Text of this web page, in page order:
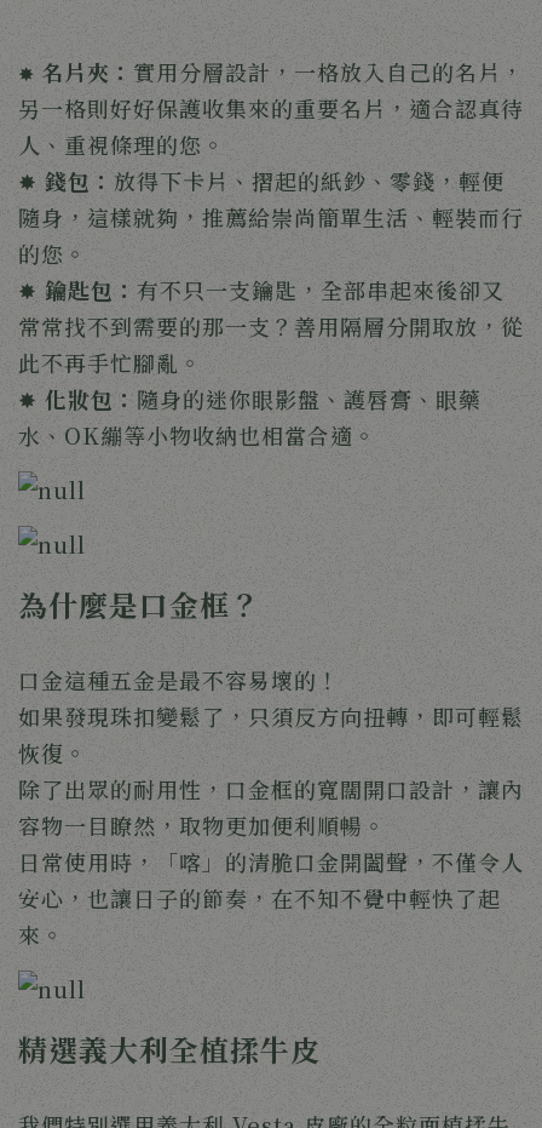
✸ 名片夾： 實用分層設計，一格放入自己的名片，
另一格則好好保護收集來的重要名片，適合認真待
人、重視條理的您。
✸ 錢包： 放得下卡片、摺起的紙鈔、零錢，輕便
隨身，這樣就夠，推薦給崇尚簡單生活、輕裝而行
的您。
✸ 鑰匙包： 有不只一支鑰匙，全部串起來後卻又
常常找不到需要的那一支？善用隔層分開取放，從
此不再手忙腳亂。
✸ 化妝包： 隨身的迷你眼影盤、護唇膏、眼藥
水、OK繃等小物收納也相當合適。
為什麼是口金框？
口金這種五金是最不容易壞的！
如果發現珠扣變鬆了，只須反方向扭轉，即可輕鬆
恢復。
除了出眾的耐用性，口金框的寬闊開口設計，讓內
容物一目瞭然，取物更加便利順暢。
日常使用時，「喀」的清脆口金開闔聲，不僅令人
安心，也讓日子的節奏，在不知不覺中輕快了起
來。
精選義大利全植揉牛皮